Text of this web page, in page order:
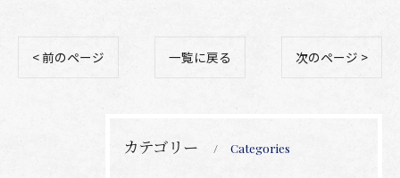
< 前のページ 一覧に戻る 次のページ >
カテゴリー Categories